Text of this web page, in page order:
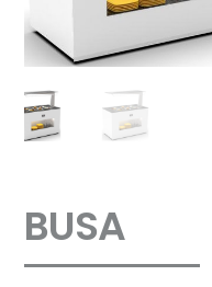
BUSA